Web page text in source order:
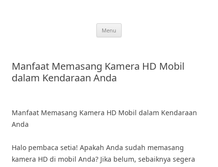
Menu
Manfaat Memasang Kamera HD Mobil
dalam Kendaraan Anda
Manfaat Memasang Kamera HD Mobil dalam Kendaraan
Anda
Halo pembaca setia! Apakah Anda sudah memasang
kamera HD di mobil Anda? Jika belum, sebaiknya segera